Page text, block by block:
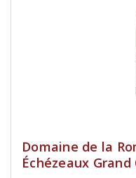
Domaine de la
Échézeaux Grand